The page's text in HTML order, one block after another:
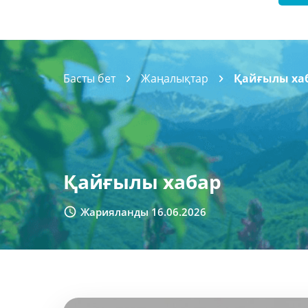
Басты бет Жаңалықтар Қайғылы
Қайғылы хабар
Жарияланды 16.06.2026